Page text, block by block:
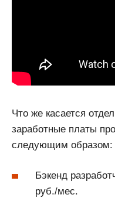
Что же касается
заработные платы
следующим образом:
Бэкенд
руб./мес.